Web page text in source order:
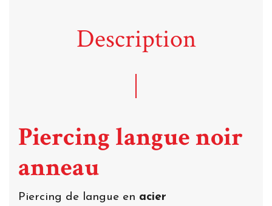
Description
Piercing langue noir
anneau
Piercing de langue en acier